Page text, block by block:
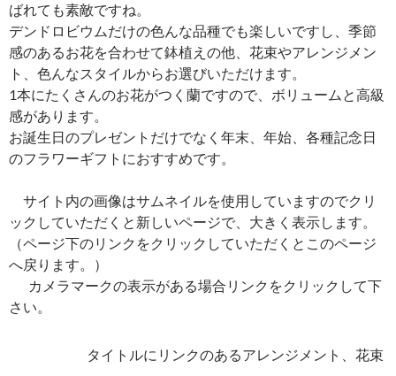
ばれても素敵ですね。
デンドロビウムだけの色んな品種でも楽しいですし、季節
感のあるお花を合わせて鉢植えの他、花束やアレンジメン
ト、色んなスタイルからお選びいただけます。
1本にたくさんのお花がつく蘭ですので、ボリュームと高級
感があります。
お誕生日のプレゼントだけでなく年末、年始、各種記念日
のフラワーギフトにおすすめです。
サイト内の画像はサムネイルを使用していますのでクリ
ックしていただくと新しいページで、大きく表示します。
（ページ下のリンクをクリックしていただくとこのページ
へ戻ります。）
カメラマークの表示がある場合リンクをクリックして下
さい。
は当店オンラインショップ（フラワーギフト